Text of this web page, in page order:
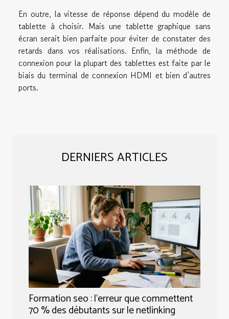
En outre, la vitesse de réponse dépend du modèle de
tablette à choisir. Mais une tablette graphique sans
écran serait bien parfaite pour éviter de constater des
retards dans vos réalisations. Enfin, la méthode de
connexion pour la plupart des tablettes est faite par le
biais du terminal de connexion HDMI et bien d’autres
ports.
DERNIERS ARTICLES
Formation seo : l’erreur que commettent
70 % des débutants sur le netlinking